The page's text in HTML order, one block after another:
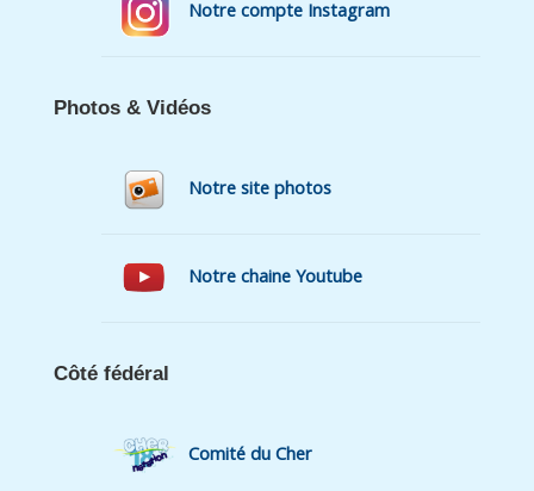
Notre compte Instagram
Photos & Vidéos
Notre site photos
Notre chaine Youtube
Côté fédéral
Comité du Cher